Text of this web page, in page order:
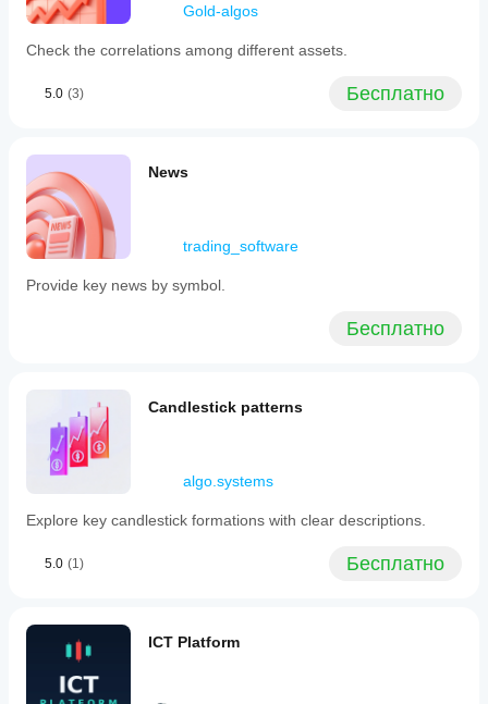
элементы
интерфейса.
данными или
сервисами в
своей
Gold-algos
Check the correlations among different assets.
5.0 (3) Бесплатно
News
trading_software
Provide key news by symbol.
Бесплатно
Candlestick patterns
algo.systems
Explore key candlestick formations with clear descriptions.
5.0 (1) Бесплатно
ICT Platform